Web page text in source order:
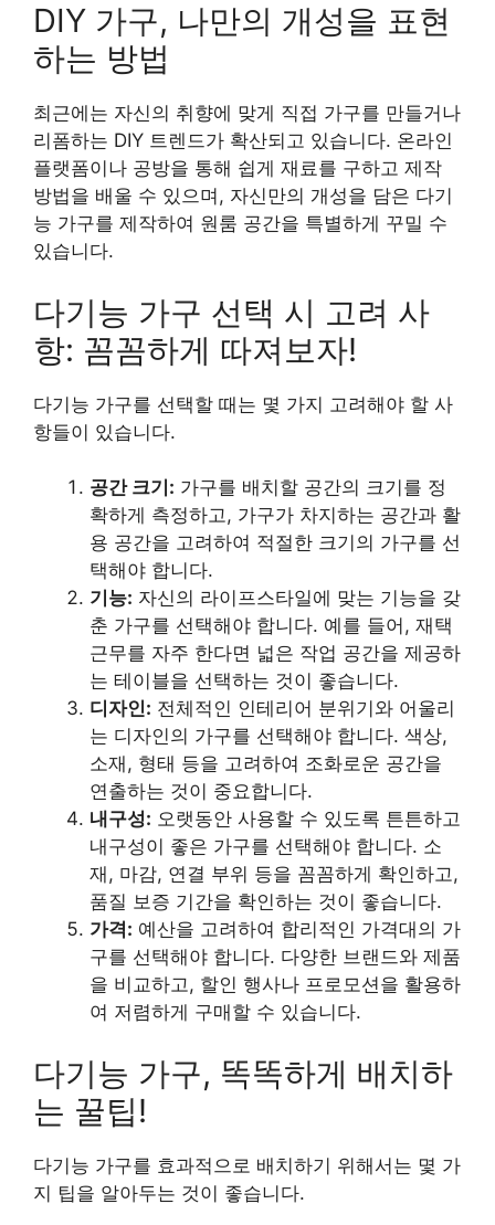
DIY 가구, 나만의 개성을 표현
하는 방법
최근에는 자신의 취향에 맞게 직접 가구를 만들거나
리폼하는 DIY 트렌드가 확산되고 있습니다. 온라인
플랫폼이나 공방을 통해 쉽게 재료를 구하고 제작
방법을 배울 수 있으며, 자신만의 개성을 담은 다기
능 가구를 제작하여 원룸 공간을 특별하게 꾸밀 수
있습니다.
다기능 가구 선택 시 고려 사
항: 꼼꼼하게 따져보자!
다기능 가구를 선택할 때는 몇 가지 고려해야 할 사
항들이 있습니다.
공간 크기: 가구를 배치할 공간의 크기를 정
확하게 측정하고, 가구가 차지하는 공간과 활
용 공간을 고려하여 적절한 크기의 가구를 선
택해야 합니다.
기능: 자신의 라이프스타일에 맞는 기능을 갖
춘 가구를 선택해야 합니다. 예를 들어, 재택
근무를 자주 한다면 넓은 작업 공간을 제공하
는 테이블을 선택하는 것이 좋습니다.
디자인: 전체적인 인테리어 분위기와 어울리
는 디자인의 가구를 선택해야 합니다. 색상,
소재, 형태 등을 고려하여 조화로운 공간을
연출하는 것이 중요합니다.
내구성: 오랫동안 사용할 수 있도록 튼튼하고
내구성이 좋은 가구를 선택해야 합니다. 소
재, 마감, 연결 부위 등을 꼼꼼하게 확인하고,
품질 보증 기간을 확인하는 것이 좋습니다.
가격: 예산을 고려하여 합리적인 가격대의 가
구를 선택해야 합니다. 다양한 브랜드와 제품
을 비교하고, 할인 행사나 프로모션을 활용하
여 저렴하게 구매할 수 있습니다.
다기능 가구, 똑똑하게 배치하
는 꿀팁!
다기능 가구를 효과적으로 배치하기 위해서는 몇 가
지 팁을 알아두는 것이 좋습니다.